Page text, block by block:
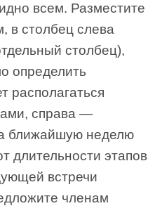
всем. Разместите
в столбец слева
столбец),
определить
располагаться
справа —
ближайшую неделю
длительности этапов
встречи
членам